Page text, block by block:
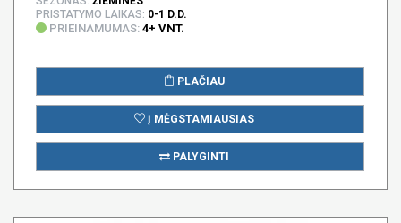
PRISTATYMO LAIKAS: 0-1 D.D.
PRIEINAMUMAS: 4+ VNT.
PLAČIAU
Į MĖGSTAMIAUSIAS
PALYGINTI